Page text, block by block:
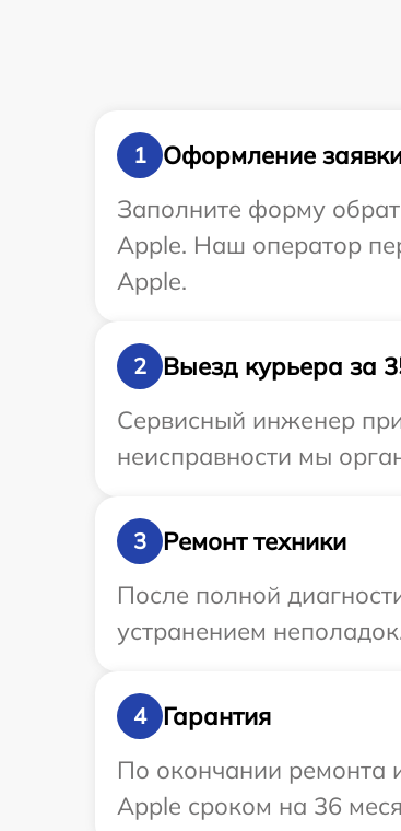
1
Оформление
Заполните форму
Apple. Наш оператор
Apple.
2
Выезд курьера за
Сервисный инженер
неисправности мы
3
Ремонт техники
После полной
устранением
4
Гарантия
По окончании ремонта
Apple сроком на 36